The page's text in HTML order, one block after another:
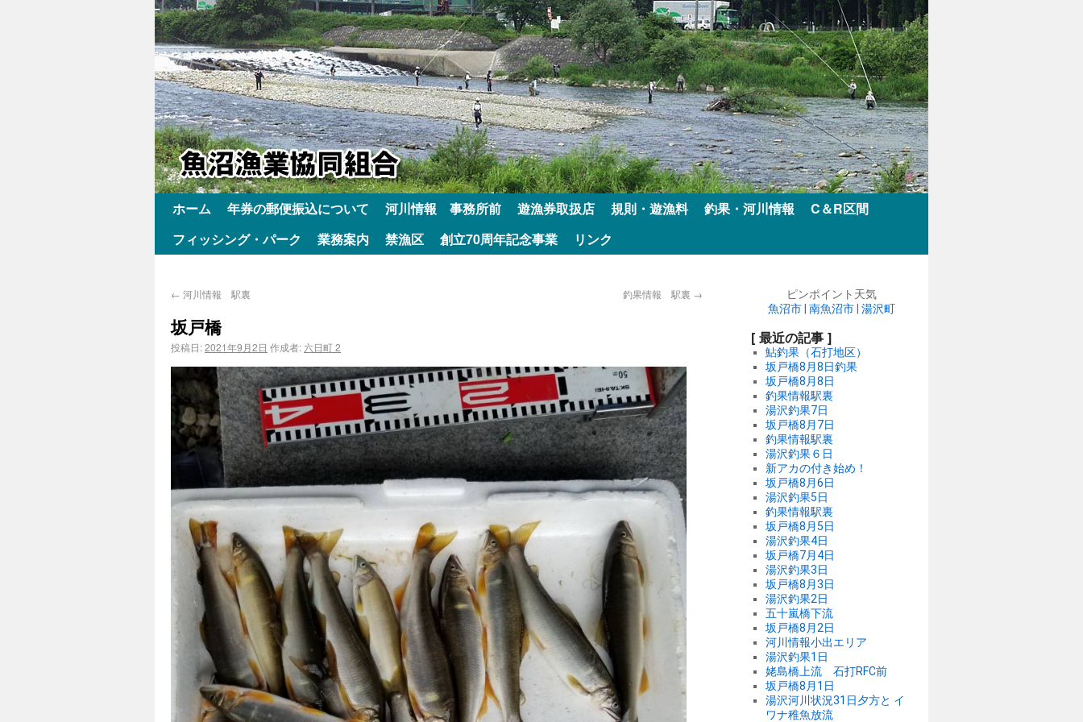
ホーム 年券の郵便振込について 河川情報 事務所前 遊漁券取扱店 規則・遊漁料 釣果・河川情報
C＆R区間
フィッシング・パーク
業務案内 禁漁区 創立70周年記念事業 リンク
← 河川情報 駅裏 釣果情報 駅裏 →
坂戸橋
投稿日:2021年9月2日 作成者:六日町 2
ピンポイント天気
魚沼市 南魚沼市 湯沢町
[ 最近の記事 ]
鮎釣果（石打地区）
坂戸橋8月8日釣果
坂戸橋8月8日
釣果情報駅裏
湯沢釣果7日
坂戸橋8月7日
釣果情報駅裏
湯沢釣果６日
新アカの付き始め！
坂戸橋8月6日
湯沢釣果5日
釣果情報駅裏
坂戸橋8月5日
湯沢釣果4日
坂戸橋7月4日
湯沢釣果3日
坂戸橋8月3日
湯沢釣果2日
五十嵐橋下流
坂戸橋8月2日
河川情報小出エリア
湯沢釣果1日
姥島橋上流 石打RFC前
坂戸橋8月1日
湯沢河川状況31日夕方と イ
ワナ稚魚放流